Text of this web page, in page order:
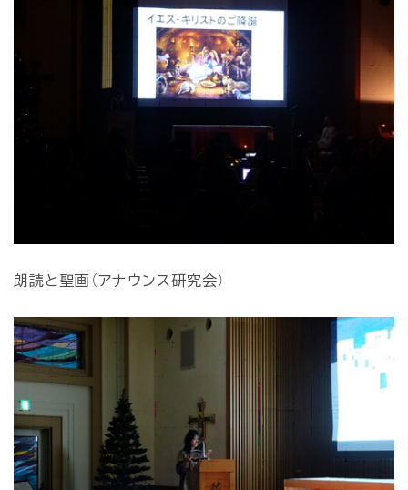
朗読と聖画（アナウンス研究会）